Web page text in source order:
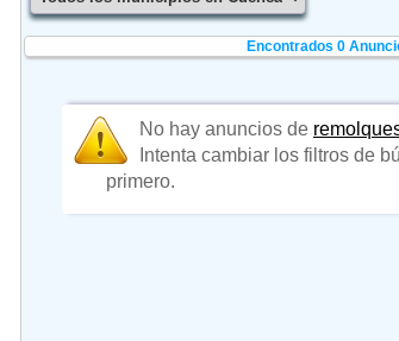
Encontrados 0
No hay anuncios de
Intenta cambiar los filtros de
primero.